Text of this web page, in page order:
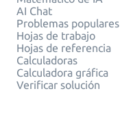
AI Chat
Problemas populares
Hojas de trabajo
Hojas de referencia
Calculadoras
Calculadora gráfica
Verificar solución